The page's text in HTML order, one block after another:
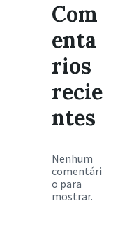
Com
enta
rios
recie
ntes
Nenhum
comentári
o para
mostrar.